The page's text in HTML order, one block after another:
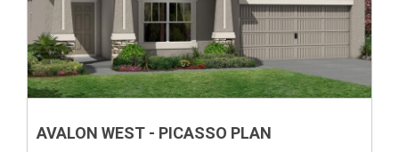
AVALON WEST - PICASSO PLAN